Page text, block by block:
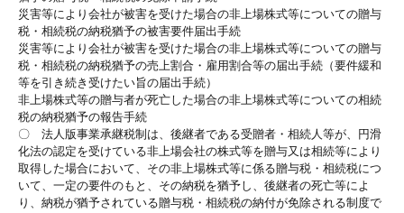
災害等により会社が被害を受けた場合の非上場株式等についての贈与
税・相続税の納税猶予の被害要件届出手続
災害等により会社が被害を受けた場合の非上場株式等についての贈与
税・相続税の納税猶予の売上割合・雇用割合等の届出手続（要件緩和
等を引き続き受けたい旨の届出手続）
非上場株式等の贈与者が死亡した場合の非上場株式等についての相続
税の納税猶予の報告手続
〇 法人版事業承継税制は、後継者である受贈者・相続人等が、円滑
化法の認定を受けている非上場会社の株式等を贈与又は相続等により
取得した場合において、その非上場株式等に係る贈与税・相続税につ
いて、一定の要件のもと、その納税を猶予し、後継者の死亡等によ
り、納税が猶予されている贈与税・相続税の納付が免除される制度で